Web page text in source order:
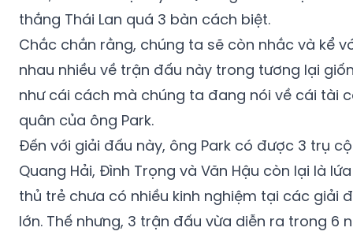
thắng Thái Lan quá 3 bàn cách biệt.
Chắc chắn rằng, chúng ta sẽ còn nhắc và kể
nhau nhiều về trận đấu này trong tương lại
như cái cách mà chúng ta đang nói về cái tài
quân của ông Park.
Đến với giải đấu này, ông Park có được 3 trụ
Quang Hải, Đình Trọng và Văn Hậu còn lại là
thủ trẻ chưa có nhiều kinh nghiệm tại các giải
lớn. Thế nhưng, 3 trận đấu vừa diễn ra trong 6